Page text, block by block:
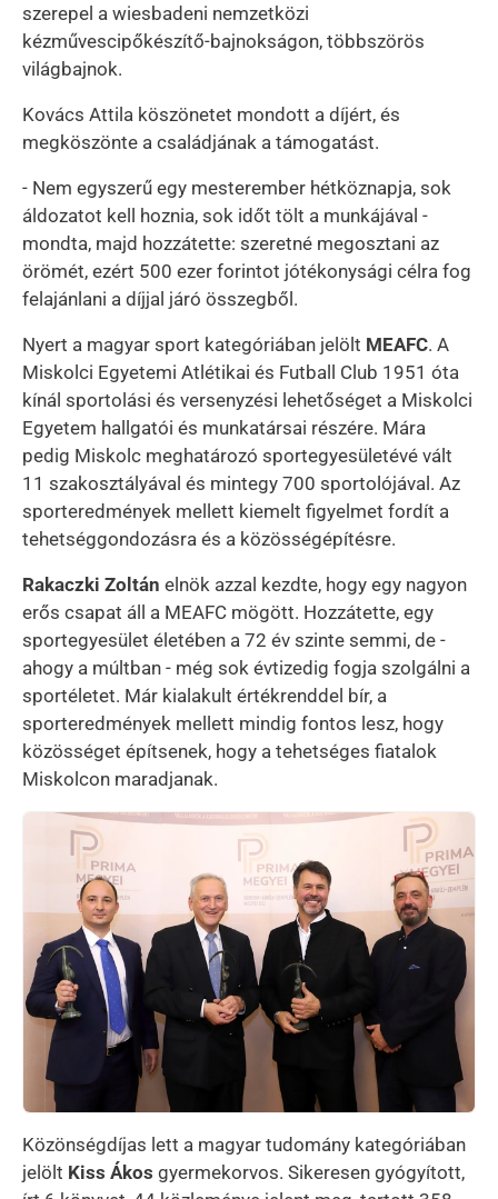
szerepel a wiesbadeni nemzetközi
kézművescipőkészítő-bajnokságon, többszörös
világbajnok.
Kovács Attila köszönetet mondott a díjért, és
megköszönte a családjának a támogatást.
- Nem egyszerű egy mesterember hétköznapja, sok
áldozatot kell hoznia, sok időt tölt a munkájával -
mondta, majd hozzátette: szeretné megosztani az
örömét, ezért 500 ezer forintot jótékonysági célra fog
felajánlani a díjjal járó összegből.
Nyert a magyar sport kategóriában jelölt MEAFC. A
Miskolci Egyetemi Atlétikai és Futball Club 1951 óta
kínál sportolási és versenyzési lehetőséget a Miskolci
Egyetem hallgatói és munkatársai részére. Mára
pedig Miskolc meghatározó sportegyesületévé vált
11 szakosztályával és mintegy 700 sportolójával. Az
sporteredmények mellett kiemelt figyelmet fordít a
tehetséggondozásra és a közösségépítésre.
Rakaczki Zoltán elnök azzal kezdte, hogy egy nagyon
erős csapat áll a MEAFC mögött. Hozzátette, egy
sportegyesület életében a 72 év szinte semmi, de -
ahogy a múltban - még sok évtizedig fogja szolgálni a
sportéletet. Már kialakult értékrenddel bír, a
sporteredmények mellett mindig fontos lesz, hogy
közösséget építsenek, hogy a tehetséges fiatalok
Miskolcon maradjanak.
Közönségdíjas lett a magyar tudomány kategóriában
jelölt Kiss Ákos gyermekorvos. Sikeresen gyógyított,